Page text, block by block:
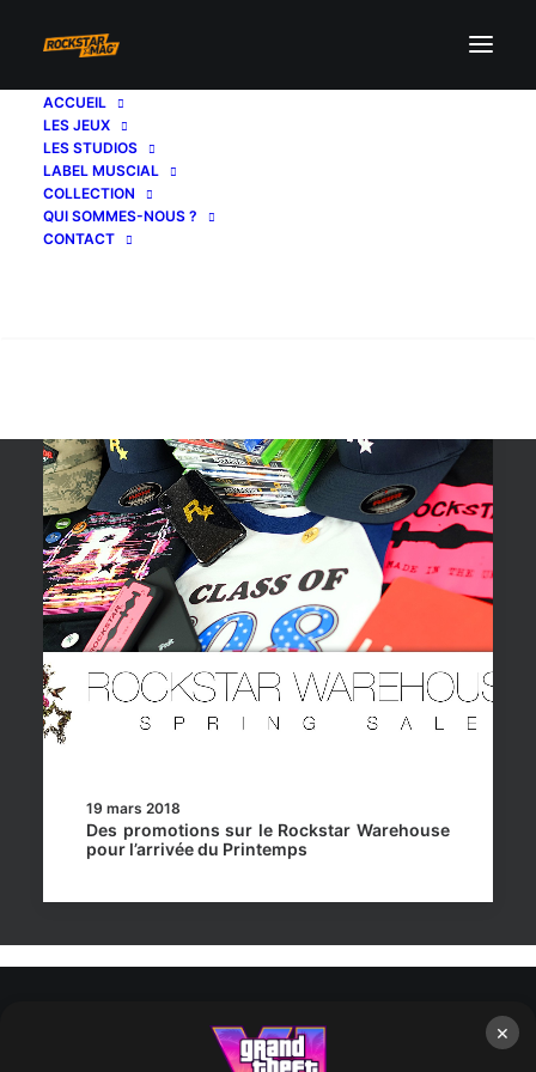
×
ACCUEIL
LES JEUX
LES STUDIOS
LABEL MUSCIAL
COLLECTION
QUI SOMMES-NOUS ?
CONTACT
19 mars 2018
Des promotions sur le Rockstar Warehouse
pour l’arrivée du Printemps
Rockstar Mag’, Copyright © 2013-2026 – Tous droits réservés –